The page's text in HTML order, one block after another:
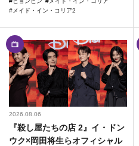
メイド・イン・コリア2
2026.08.06
『殺し屋たちの店 2』イ・ドン
ウク×岡田将生らオフィシャル